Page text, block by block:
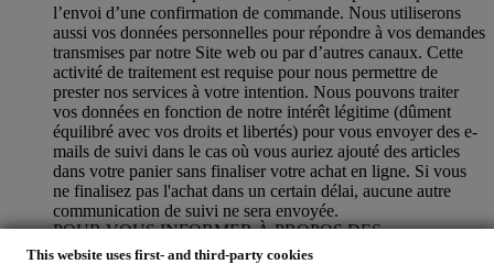
This website uses first- and third-party cookies
l’envoi d’une confirmation de commande. Nous utiliserons
aussi vos données personnelles pour répondre à vos demandes
transmises par notre Site web ou par d’autres canaux. Cette
activité de traitement est requise pour nous permettre de
prester nos services à votre intention. Nous pouvons traiter
vos données en fonction de notre intérêt légitime (dûment
équilibré avec vos droits et libertés) pour vous envoyer des e-
mails de suivi dans le cas où vous auriez ajouté des articles
dans votre panier sans finaliser votre achat en ligne. Si vous
ne finalisez pas l'achat dans un certain délai, aucune autre
communication de suivi ne sera envoyée.
POUR VOUS INFORMER À PROPOS DES
NOUVELLES ET OFFRES CONCERNANT LES